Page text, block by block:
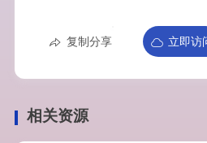
复制分享 立即访
相关资源